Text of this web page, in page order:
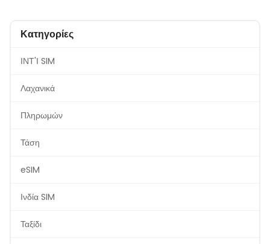
Κατηγορίες
ΙΝΤ'Ι SIM
Λαχανικά
Πληρωμών
Τάση
eSIM
Ινδία SIM
Ταξίδι